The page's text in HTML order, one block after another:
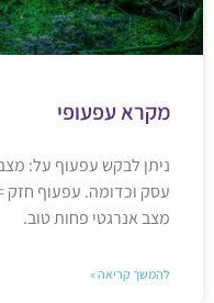
מקרא עפעופי
ניתן לבקש עפעוף על:
עסק וכדומה. עפעוף חזק
מצב אנרגטי פחות טוב.
להמשך קריאה »